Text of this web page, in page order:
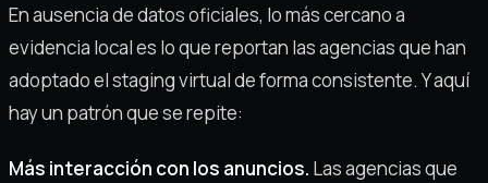
En ausencia de datos oficiales, lo más cercano a
evidencia local es lo que reportan las agencias que han
adoptado el staging virtual de forma consistente. Y aquí
hay un patrón que se repite:
Más interacción con los anuncios. Las agencias que